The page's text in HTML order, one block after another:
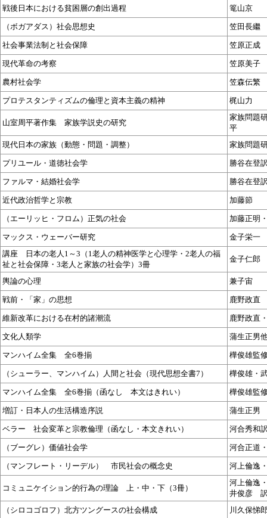
戦後日本における貧困層の創出過程 篭山京
（ボガアダス）社会思想史 笠田長繼
社会事業法制と社会保障 笠原正成
現代革命の考察 笠原美子
農村社会学 笠森伝繁
プロテスタンティズムの倫理と資本主義の精神 梶山力
山室周平著作集 家族学説史の研究
家族問題
平
現代日本の家族（動態・問題・調整）
家族問題
プリユール・道徳社会学 勝谷在登
ファルマ・結婚社会学 勝谷在登
近代政治哲学と宗教 加藤節
（エーリッヒ・フロム）正気の社会 加藤正明
マックス・ウェーバー研究
金子栄一
講座 日本の老人1～3（1老人の精神医学と心理学・2老人の福
祉と社会保障・3老人と家族の社会学）3冊
金子仁郎
輿論の心理 兼子宙
戦前・「家」の思想 鹿野政直
維新改革における在村的諸潮流 鹿野政直
文化人類学 蒲生正男
マンハイム全集 全6巻揃 樺俊雄監
（シューラー、マンハイム）人間と社会（現代思想全書7） 樺俊雄・
マンハイム全集 全6巻揃（函なし 本文はきれい） 樺俊雄監
増訂・日本人の生活構造序説 蒲生正男
ベラー 社会変革と宗教倫理（函なし・本文きれい） 河合秀和
（ブーグレ）価値社会学 河合正道
（マンフレート・リーデル） 市民社会の概念史 河上倫逸
コミュニケイション的行為の理論 上・中・下（3冊）
河上倫逸
井俊彦
（シロコゴロフ）北方ツングースの社会構成
川久保悌